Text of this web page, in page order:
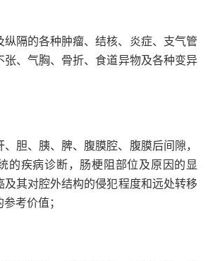
纵隔的各种肿瘤、结核、炎症、支气管
张、气胸、骨折、食道异物及各种变异
、胆、胰、脾、腹膜腔、腹膜后间隙，
的疾病诊断，肠梗阻部位及原因的显
及其对腔外结构的侵犯程度和远处转移
考价值；